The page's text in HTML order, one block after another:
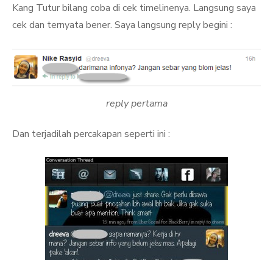
Kang Tutur bilang coba di cek timelinenya. Langsung saya
cek dan ternyata bener. Saya langsung reply begini :
reply pertama
Dan terjadilah percakapan seperti ini :